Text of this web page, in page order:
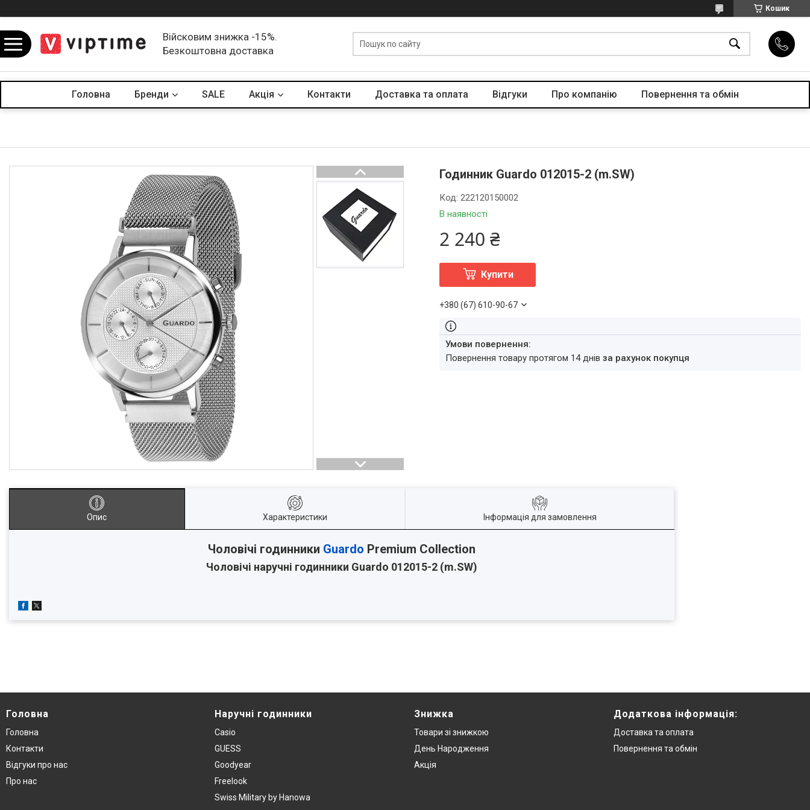
Кошик
Війсковим знижка -15%.
Безкоштовна доставка
Головна Бренди SALE Акцiя Контакти Доставка та оплата Вiдгуки Про компанiю Повернення та обмін
Годинник Guardo 012015-2 (m.SW)
В наявності
Код:222120150002
2 240 ₴
Купити
+380 (67) 610-90-67
повернення товару протягом 14 днівза рахунок покупця
Опис Характеристики Інформація для замовлення
Чоловічі годинники Guardo Premium Collection
Чоловічі наручні годинники Guardo 012015-2 (m.SW)
Головна
Головна
Контакти
Вiдгуки про нас
Про нас
Наручнi годинники
Casio
GUESS
Goodyear
Freelook
Swiss Military by Hanowa
Знижка
Товари зi знижкою
День Народження
Акція
Додаткова інформацiя:
Доставка та оплата
Повернення та обмiн